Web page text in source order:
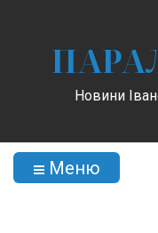
Новини
Меню